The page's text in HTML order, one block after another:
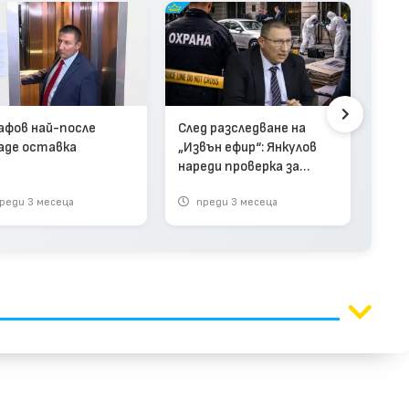
най-после
оставка
3 месеца
След разследване на
„Извън ефир“: Янкулов
нареди проверка за
Сарафов (видео)
преди 3 месеца